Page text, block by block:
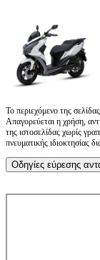
Το περιεχόμενο της
Απαγορεύεται η χρήση,
της ιστοσελίδας χωρίς
πνευματικής ιδιοκτησίας
Οδηγίες εύρεσης